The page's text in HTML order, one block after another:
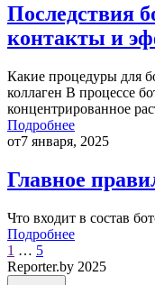
Последствия
контакты и
Какие процедуры для
коллаген В процессе
концентрированное
Подробнее
от7 января, 2025
Главное
Что входит в состав
Подробнее
1 … 5
Reporter.by 2025